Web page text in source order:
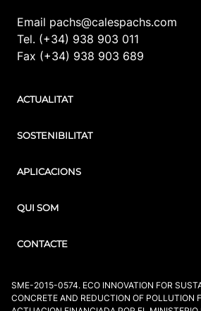
Email pachs@calespachs.com
Tel. (+34) 938 903 011
Fax (+34) 938 903 689
ACTUALITAT
SOSTENIBILITAT
APLICACIONS
QUI SOM
CONTACTE
SME-2015-0574. ECO INNOVATION FOR
CONCRETE AND REDUCTION OF POLLUTION